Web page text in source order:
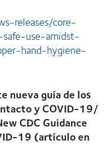
releases/core-
use-amidst-
hand-hygiene-
nueva guía de los
y COVID-19/
CDC Guidance
19 (artículo en